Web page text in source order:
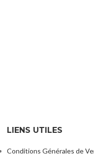
LIENS UTILES
Conditions Générales de